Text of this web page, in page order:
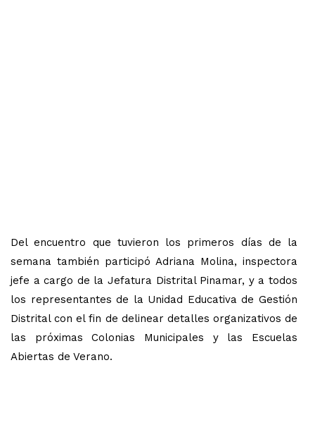
Del encuentro que tuvieron los primeros días de la
semana también participó Adriana Molina, inspectora
jefe a cargo de la Jefatura Distrital Pinamar, y a todos
los representantes de la Unidad Educativa de Gestión
Distrital con el fin de delinear detalles organizativos de
las próximas Colonias Municipales y las Escuelas
Abiertas de Verano.